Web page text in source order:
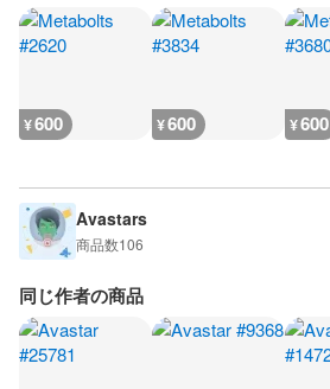
¥600 ¥600 ¥600
Avastars
商品数106
同じ作者の商品